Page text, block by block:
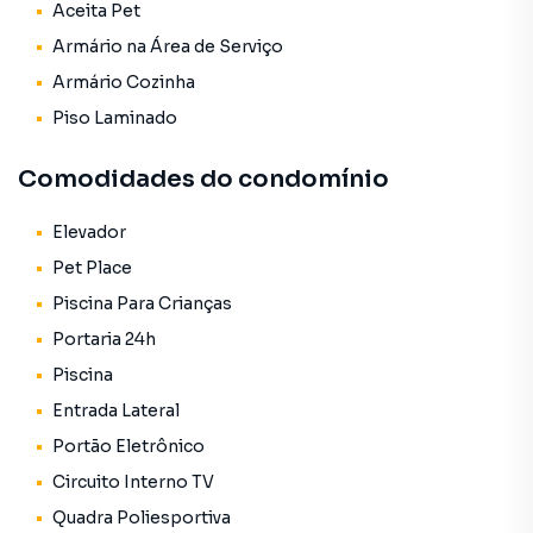
✨ Armários planejados nos dormitórios e banheiro
✨ Decoração moderna
✨ Elevador privativo
✨ Ambientes amplos e bem distribuídos
🏘️ Condomínio Reserva das Aves
✔ Portaria 24h
✔ Guarita com segurança
✔ Piscina adulto e infantil
✔ Academia
✔ Quadra poliesportiva
✔ Churrasqueira
✔ Pet place
✔ Circuito interno de TV
Aceita Pet
Armário na Área de Serviço
Armário Cozinha
Piso Laminado
Comodidades do condomínio
Elevador
Pet Place
Piscina Para Crianças
Portaria 24h
Piscina
Entrada Lateral
Portão Eletrônico
Circuito Interno TV
Quadra Poliesportiva